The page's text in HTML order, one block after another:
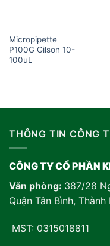
Micropipette
P100G Gilson 10-
100uL
THÔNG TIN CÔNG
CÔNG TY CỔ PHẦN
Văn phòng: 387/28
Quận Tân Bình,
MST: 0315018811